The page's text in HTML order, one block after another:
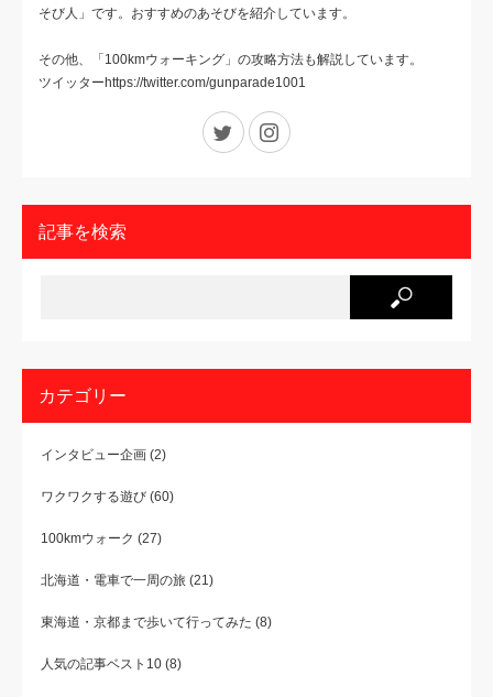
そび人」です。おすすめのあそびを紹介しています。
その他、「100kmウォーキング」の攻略方法も解説しています。
ツイッターhttps://twitter.com/gunparade1001
Twitter
記事を検索
カテゴリー
インタビュー企画 (2)
ワクワクする遊び (60)
100kmウォーク (27)
北海道・電車で一周の旅 (21)
東海道・京都まで歩いて行ってみた (8)
人気の記事ベスト10 (8)